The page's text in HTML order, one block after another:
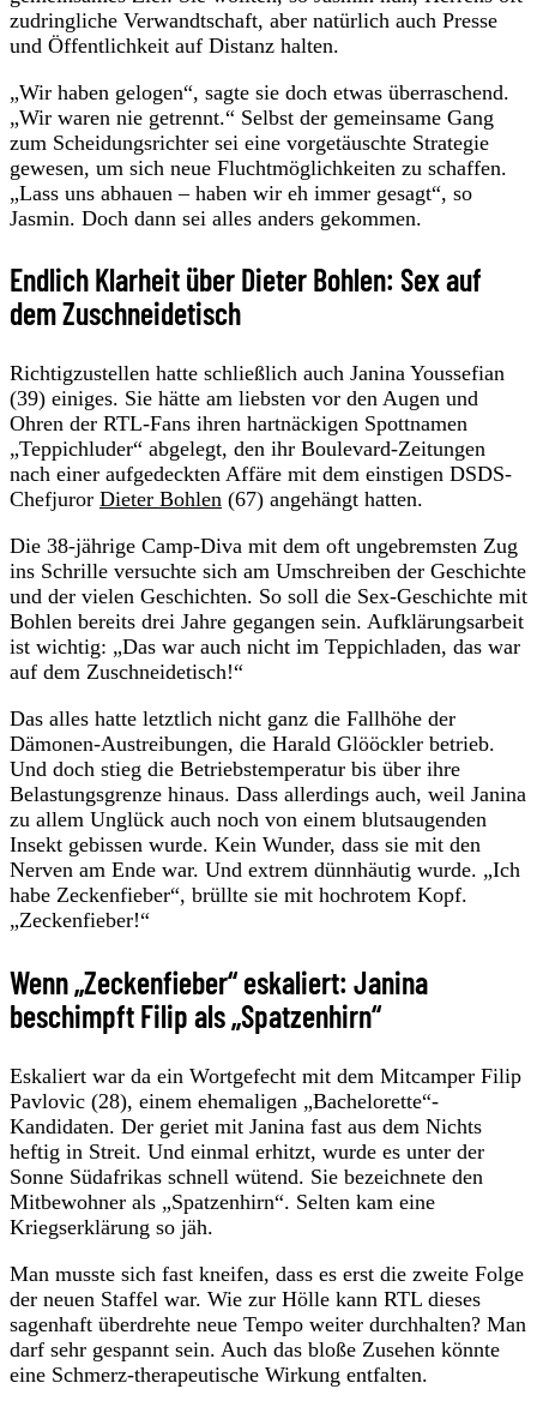
zudringliche Verwandtschaft, aber natürlich auch Presse
und Öffentlichkeit auf Distanz halten.
„Wir haben gelogen“, sagte sie doch etwas überraschend.
„Wir waren nie getrennt.“ Selbst der gemeinsame Gang
zum Scheidungsrichter sei eine vorgetäuschte Strategie
gewesen, um sich neue Fluchtmöglichkeiten zu schaffen.
„Lass uns abhauen – haben wir eh immer gesagt“, so
Jasmin. Doch dann sei alles anders gekommen.
Endlich Klarheit über Dieter Bohlen: Sex auf
dem Zuschneidetisch
Richtigzustellen hatte schließlich auch Janina Youssefian
(39) einiges. Sie hätte am liebsten vor den Augen und
Ohren der RTL-Fans ihren hartnäckigen Spottnamen
„Teppichluder“ abgelegt, den ihr Boulevard-Zeitungen
nach einer aufgedeckten Affäre mit dem einstigen DSDS-
Chefjuror Dieter Bohlen (67) angehängt hatten.
Die 38-jährige Camp-Diva mit dem oft ungebremsten Zug
ins Schrille versuchte sich am Umschreiben der Geschichte
und der vielen Geschichten. So soll die Sex-Geschichte mit
Bohlen bereits drei Jahre gegangen sein. Aufklärungsarbeit
ist wichtig: „Das war auch nicht im Teppichladen, das war
auf dem Zuschneidetisch!“
Das alles hatte letztlich nicht ganz die Fallhöhe der
Dämonen-Austreibungen, die Harald Glööckler betrieb.
Und doch stieg die Betriebstemperatur bis über ihre
Belastungsgrenze hinaus. Dass allerdings auch, weil Janina
zu allem Unglück auch noch von einem blutsaugenden
Insekt gebissen wurde. Kein Wunder, dass sie mit den
Nerven am Ende war. Und extrem dünnhäutig wurde. „Ich
habe Zeckenfieber“, brüllte sie mit hochrotem Kopf.
„Zeckenfieber!“
Wenn „Zeckenfieber“ eskaliert: Janina
beschimpft Filip als „Spatzenhirn“
Eskaliert war da ein Wortgefecht mit dem Mitcamper Filip
Pavlovic (28), einem ehemaligen „Bachelorette“-
Kandidaten. Der geriet mit Janina fast aus dem Nichts
heftig in Streit. Und einmal erhitzt, wurde es unter der
Sonne Südafrikas schnell wütend. Sie bezeichnete den
Mitbewohner als „Spatzenhirn“. Selten kam eine
Kriegserklärung so jäh.
Man musste sich fast kneifen, dass es erst die zweite Folge
der neuen Staffel war. Wie zur Hölle kann RTL dieses
sagenhaft überdrehte neue Tempo weiter durchhalten? Man
darf sehr gespannt sein. Auch das bloße Zusehen könnte
eine Schmerz-therapeutische Wirkung entfalten.